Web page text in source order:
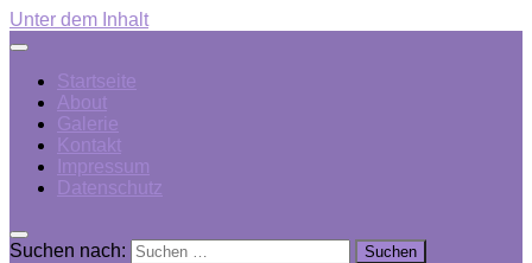
Unter dem Inhalt
Startseite
About
Galerie
Kontakt
Impressum
Datenschutz
Suchen nach: